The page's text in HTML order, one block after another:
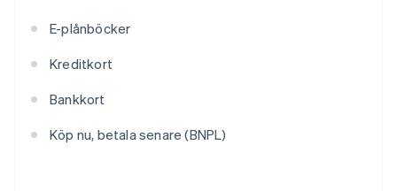
E-plånböcker
Kreditkort
Bankkort
Köp nu, betala senare (BNPL)